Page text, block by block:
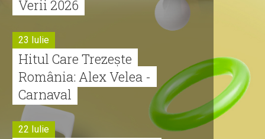
Verii 2026
23 Iulie
Hitul Care Trezește
România: Alex Velea -
Carnaval
22 Iulie